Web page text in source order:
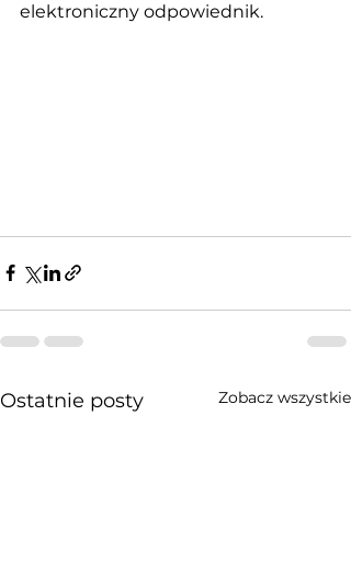
elektroniczny odpowiednik.
Ostatnie posty Zobacz wszystkie